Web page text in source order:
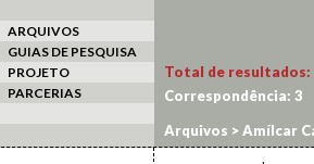
ARQUIVOS
GUIAS DE PESQUISA
PROJETO
PARCERIAS
Total de resultados:
Correspondência: 3
Arquivos >Amílcar